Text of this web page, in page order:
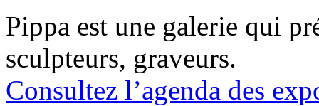
Pippa est une galerie qui
sculpteurs, graveurs.
Consultez l’agenda des